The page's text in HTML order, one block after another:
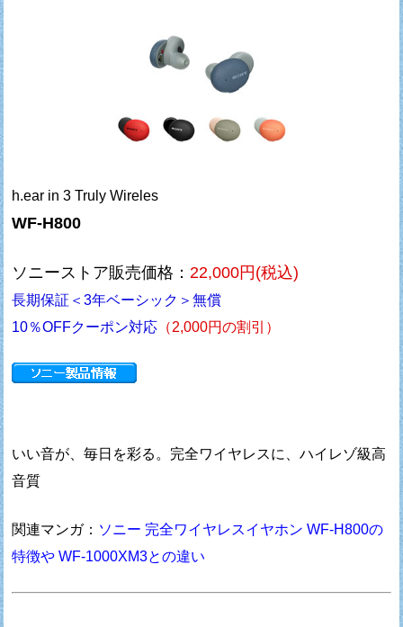
h.ear in 3 Truly Wireles
WF-H800
ソニーストア販売価格： 22,000円(税込)
長期保証＜3年ベーシック＞無償
10％OFFクーポン対応 （2,000円の割引）
いい音が、毎日を彩る。完全ワイヤレスに、ハイレゾ級高
音質
関連マンガ： ソニー 完全ワイヤレスイヤホン WF-H800の
特徴や WF-1000XM3との違い